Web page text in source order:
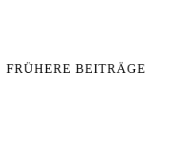
FRÜHERE BEITRÄGE